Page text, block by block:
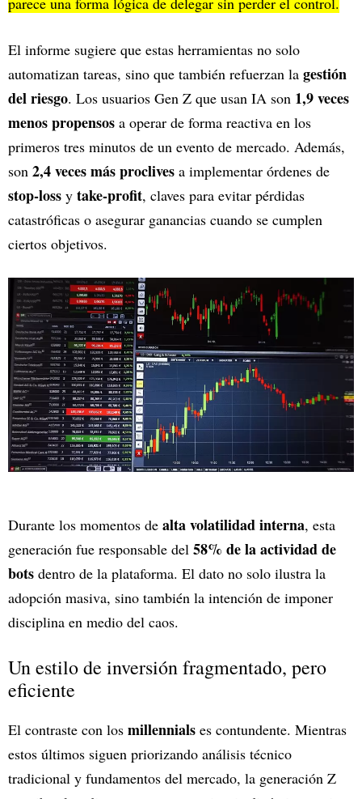
El informe sugiere que estas herramientas no solo
automatizan tareas, sino que también refuerzan la gestión
del riesgo. Los usuarios Gen Z que usan IA son 1,9 veces
menos propensos a operar de forma reactiva en los
primeros tres minutos de un evento de mercado. Además,
son 2,4 veces más proclives a implementar órdenes de
stop-loss y take-profit, claves para evitar pérdidas
catastróficas o asegurar ganancias cuando se cumplen
ciertos objetivos.
Durante los momentos de alta volatilidad interna, esta
generación fue responsable del 58% de la actividad de
bots dentro de la plataforma. El dato no solo ilustra la
adopción masiva, sino también la intención de imponer
disciplina en medio del caos.
Un estilo de inversión fragmentado, pero
eficiente
El contraste con los millennials es contundente. Mientras
estos últimos siguen priorizando análisis técnico
tradicional y fundamentos del mercado, la generación Z